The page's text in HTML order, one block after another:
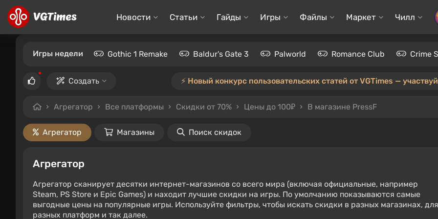
Новости Статьи Гайды Игры Файлы Маркет Чилл
Игры недели Gothic 1 Remake Baldur's Gate 3 Palworld Romance Club Crime
Создать ⚡️ Новый конкурс пользовательских статей от VGTimes —
Агрегатор Все платформы Скидки от 70% Цены до 100₽ В магазине PressF
Агрегатор Магазины Поиск скидок
Агрегатор
Агрегатор сканирует десятки интернет-магазинов со всего мира (включая официальные, например
Steam, PS Store и Epic Games) и находит лучшие скидки на игры. По умолчанию показываются самые
выгодные цены на популярные игры. Используйте фильтры, чтобы искать скидки в разных магазинах, для
разных платформ и так далее.